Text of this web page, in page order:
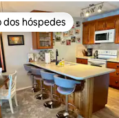
dos hóspedes
dos hóspedes